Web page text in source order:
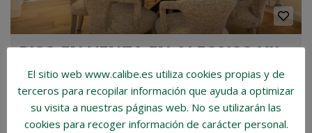
PISO EN VENTA EN ALFONSO XII
€5.500.000
Habitaciones: 4 Baños: 4 + aseo
Tamaño de la propiedad:
264 m2
El sitio web www.calibe.es utiliza cookies propias y de
terceros para recopilar información que ayuda a optimizar
su visita a nuestras páginas web. No se utilizarán las
cookies para recoger información de carácter personal.